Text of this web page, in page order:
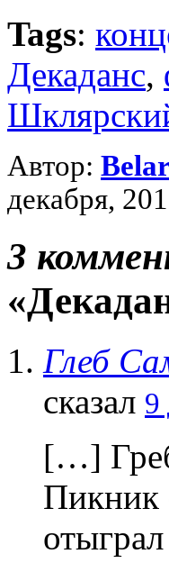
Tags:
Декаданс,
Автор:
декабря,
3
Глеб
сказал 9
[…]
Пикник